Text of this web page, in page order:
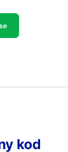
kod